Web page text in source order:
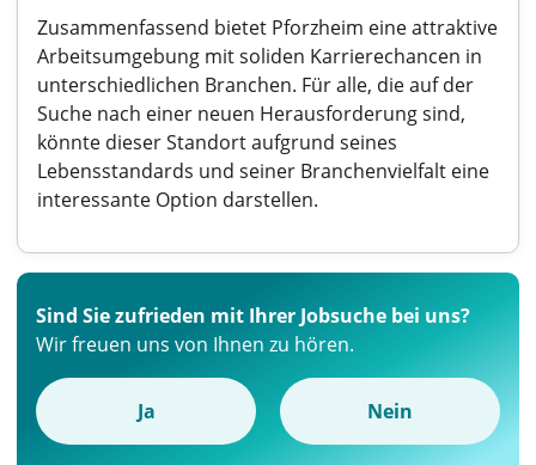
Zusammenfassend bietet Pforzheim eine attraktive
Arbeitsumgebung mit soliden Karrierechancen in
unterschiedlichen Branchen. Für alle, die auf der
Suche nach einer neuen Herausforderung sind,
könnte dieser Standort aufgrund seines
Lebensstandards und seiner Branchenvielfalt eine
interessante Option darstellen.
Sind Sie zufrieden mit Ihrer Jobsuche bei uns?
Wir freuen uns von Ihnen zu hören.
Ja Nein